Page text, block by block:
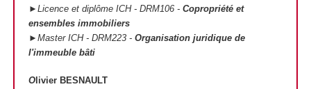
►Licence et diplôme ICH - DRM106 -Copropriété et
ensembles immobiliers
►Master ICH - DRM223 - Organisation juridique de
l'immeuble bâti
Olivier BESNAULT